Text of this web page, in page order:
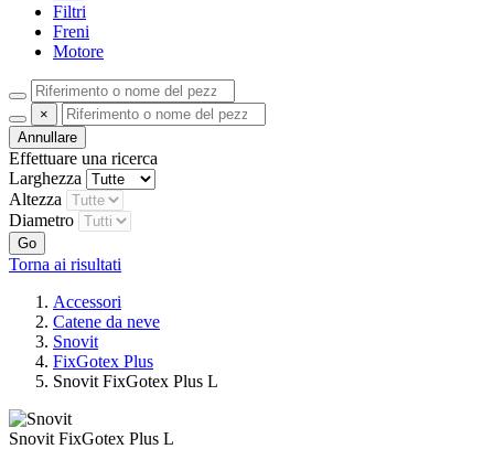
Filtri
Freni
Motore
×
Annullare
Effettuare una ricerca
Larghezza
Altezza
Diametro
Go
Torna ai risultati
Accessori
Catene da neve
Snovit
FixGotex Plus
Snovit FixGotex Plus L
Snovit FixGotex Plus L